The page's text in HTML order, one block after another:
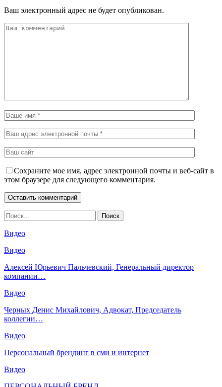
Ваш электронный адрес не будет опубликован.
Сохраните мое имя, адрес электронной почты и веб-сайт в
этом браузере для следующего комментария.
Видео
Видео
Алексей Юрьевич Пальчевский, Генеральный директор
компании…
Видео
Черных Денис Михайлович, Адвокат, Председатель
коллегии…
Видео
Персональный брендинг в сми и интернет
Видео